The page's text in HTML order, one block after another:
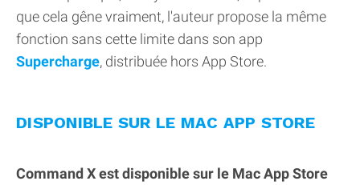
que cela gêne vraiment, l'auteur propose la même
fonction sans cette limite dans son app
Supercharge, distribuée hors App Store.
DISPONIBLE SUR LE MAC APP STORE
Command X est disponible sur le Mac App Store